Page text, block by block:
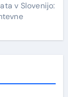
v Slovenijo: